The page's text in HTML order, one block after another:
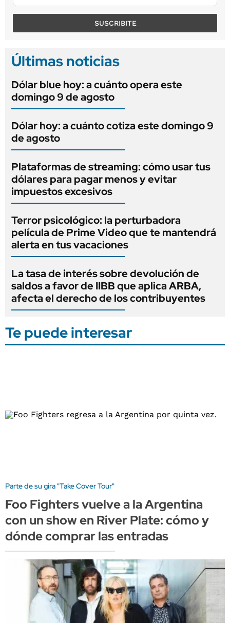
SUSCRIBITE
Últimas noticias
Dólar blue hoy: a cuánto opera este
domingo 9 de agosto
Dólar hoy: a cuánto cotiza este domingo 9
de agosto
Plataformas de streaming: cómo usar tus
dólares para pagar menos y evitar
impuestos excesivos
Terror psicológico: la perturbadora
película de Prime Video que te mantendrá
alerta en tus vacaciones
La tasa de interés sobre devolución de
saldos a favor de IIBB que aplica ARBA,
afecta el derecho de los contribuyentes
Te puede interesar
Parte de su gira "Take Cover Tour"
Foo Fighters vuelve a la Argentina
con un show en River Plate: cómo y
dónde comprar las entradas